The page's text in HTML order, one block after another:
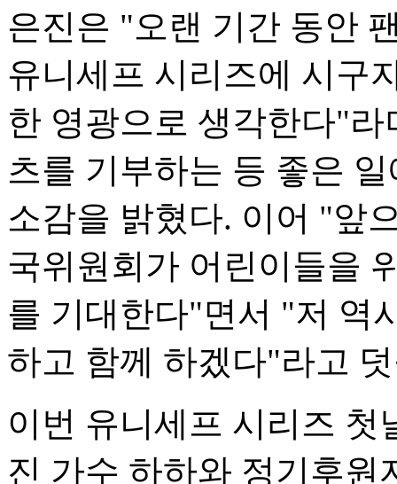
은진은 "오랜 기간 동안
유니세프 시리즈에 시구
한 영광으로 생각한다"
츠를 기부하는 등 좋은
소감을 밝혔다. 이어 "앞
국위원회가 어린이들을
를 기대한다"면서 "저 역
하고 함께 하겠다"라고
이번 유니세프 시리즈 첫
진 가수 하하와 정기후원